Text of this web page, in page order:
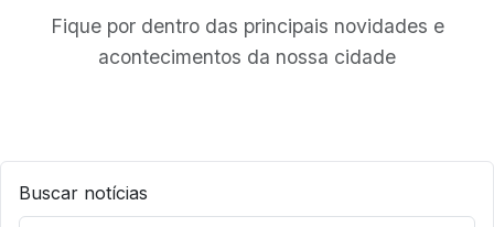
Fique por dentro das principais novidades e
acontecimentos da nossa cidade
Buscar notícias